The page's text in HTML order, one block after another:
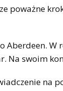
W
Na swoim
na